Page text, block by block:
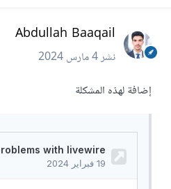
Abdullah Baaqail
نشر4 مارس 2024
إضافة لهذه المشكلة